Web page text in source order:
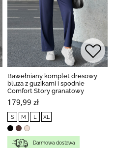
Bawełniany komplet dresowy
bluza z guzikami i spodnie
Comfort Story granatowy
179,99 zł
S M L XL
Darmowa dostawa